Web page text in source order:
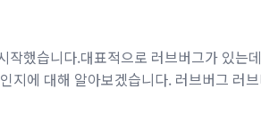
했습니다.대표적으로 러브버그가 있
지에 대해 알아보겠습니다. 러브버그 러